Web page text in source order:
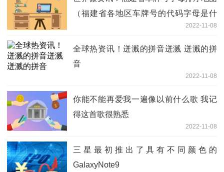
（福建省各地区车牌号的代码字母是什
2022-11-08
全球热资讯！迸溅的拼音迸溅 迸溅的拼
音
2022-11-08
你能不能再爱我一遍像以前什么歌 我记
得这首歌很熟悉
2022-11-08
三星最初推出了具有不同颜色的
GalaxyNote9